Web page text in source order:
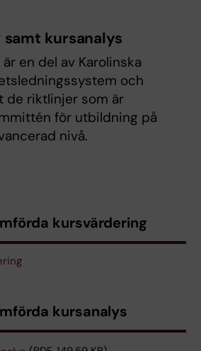
kursanalys
en del av Karolinska
och
de riktlinjer som är
för utbildning på
nivå.
kursvärdering
kursanalys